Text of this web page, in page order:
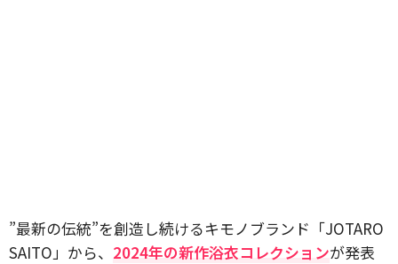
”最新の伝統”を創造し続けるキモノブランド「JOTARO
SAITO」から、 2024年の新作浴衣コレクションが発表